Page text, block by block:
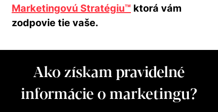
Marketingovú Stratégiu™ ktorá vám
zodpovie tie vaše.
Ako získam pravidelné
informácie o marketingu?